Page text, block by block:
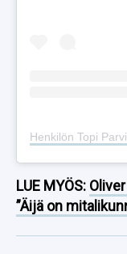
Henkilön Topi
LUE MYÖS:
”Äijä on